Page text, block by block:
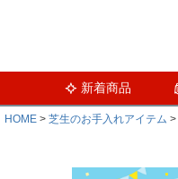
新着商品
HOME 芝生のお手入れアイテム